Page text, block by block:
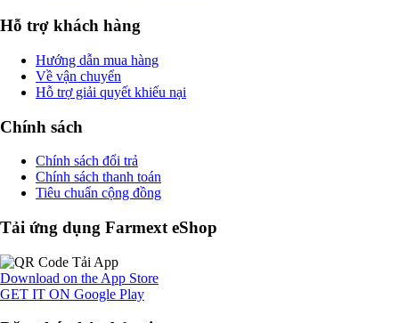
Hỗ trợ khách hàng
Hướng dẫn mua hàng
Về vận chuyển
Hỗ trợ giải quyết khiếu nại
Chính sách
Chính sách đổi trả
Chính sách thanh toán
Tiêu chuẩn cộng đồng
Tải ứng dụng Farmext eShop
Download on the App Store
GET IT ON Google Play